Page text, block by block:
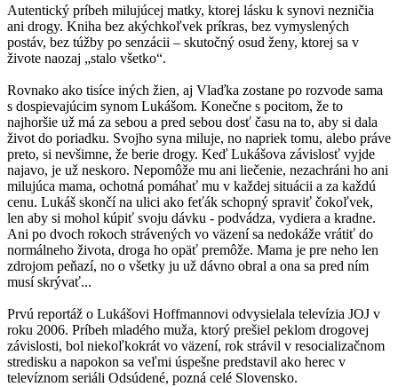
Autentický príbeh milujúcej matky, ktorej lásku k synovi nezničia
ani drogy. Kniha bez akýchkoľvek príkras, bez vymyslených
postáv, bez túžby po senzácii – skutočný osud ženy, ktorej sa v
živote naozaj „stalo všetko“.
Rovnako ako tisíce iných žien, aj Vlaďka zostane po rozvode sama
s dospievajúcim synom Lukášom. Konečne s pocitom, že to
najhoršie už má za sebou a pred sebou dosť času na to, aby si dala
život do poriadku. Svojho syna miluje, no napriek tomu, alebo práve
preto, si nevšimne, že berie drogy. Keď Lukášova závislosť vyjde
najavo, je už neskoro. Nepomôže mu ani liečenie, nezachráni ho ani
milujúca mama, ochotná pomáhať mu v každej situácii a za každú
cenu. Lukáš skončí na ulici ako feťák schopný spraviť čokoľvek,
len aby si mohol kúpiť svoju dávku - podvádza, vydiera a kradne.
Ani po dvoch rokoch strávených vo väzení sa nedokáže vrátiť do
normálneho života, droga ho opäť premôže. Mama je pre neho len
zdrojom peňazí, no o všetky ju už dávno obral a ona sa pred ním
musí skrývať...
Prvú reportáž o Lukášovi Hoffmannovi odvysielala televízia JOJ v
roku 2006. Príbeh mladého muža, ktorý prešiel peklom drogovej
závislosti, bol niekoľkokrát vo väzení, rok strávil v resocializačnom
stredisku a napokon sa veľmi úspešne predstavil ako herec v
televíznom seriáli Odsúdené, pozná celé Slovensko.